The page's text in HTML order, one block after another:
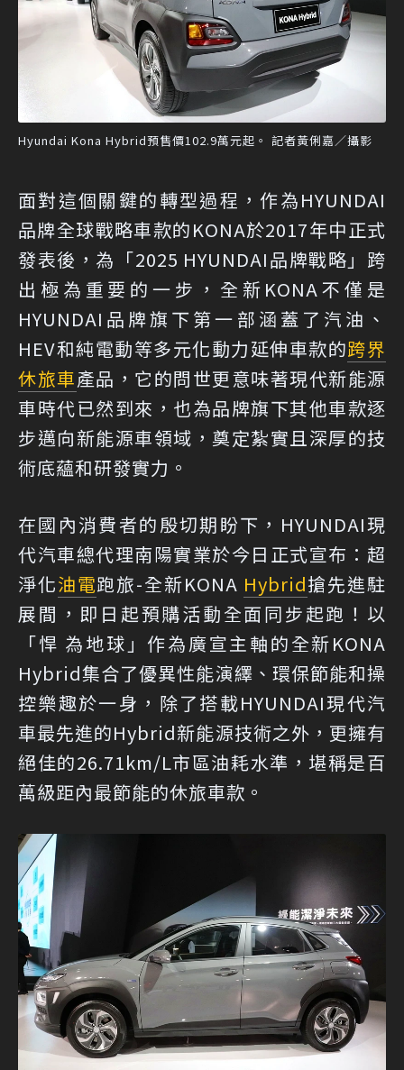
Hyundai Kona Hybrid預售價102.9萬元起。 記者黃俐嘉／攝影
面對這個關鍵的轉型過程，作為HYUNDAI
品牌全球戰略車款的KONA於2017年中正式
發表後，為「2025 HYUNDAI品牌戰略」跨
出極為重要的一步，全新KONA不僅是
HYUNDAI品牌旗下第一部涵蓋了汽油、
HEV和純電動等多元化動力延伸車款的跨界
休旅車產品，它的問世更意味著現代新能源
車時代已然到來，也為品牌旗下其他車款逐
步邁向新能源車領域，奠定紮實且深厚的技
術底蘊和研發實力。
在國內消費者的殷切期盼下，HYUNDAI現
代汽車總代理南陽實業於今日正式宣布：超
淨化油電跑旅-全新KONA Hybrid搶先進駐
展間，即日起預購活動全面同步起跑！以
「悍 為地球」作為廣宣主軸的全新KONA
Hybrid集合了優異性能演繹、環保節能和操
控樂趣於一身，除了搭載HYUNDAI現代汽
車最先進的Hybrid新能源技術之外，更擁有
絕佳的26.71km/L市區油耗水準，堪稱是百
萬級距內最節能的休旅車款。